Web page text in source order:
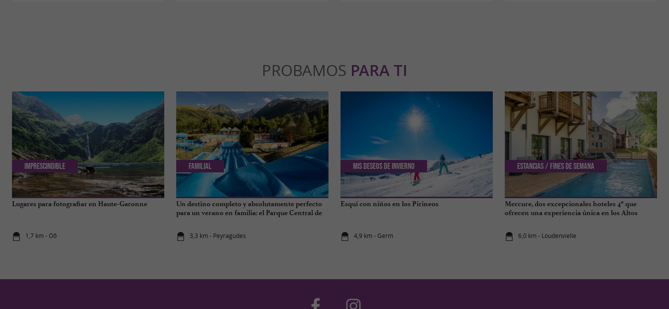
PROBAMOS PARA TI
Lugares para fotografiar en Haute-Garonne
1,7 km - Oô
Imprescindible
Un destino completo y absolutamente perfecto
para un verano en familia: el Parque Central de
3,3 km - Peyragudes
Familial
Esquí con niños en los Pirineos
4,9 km - Germ
Mis deseos de invierno
Mercure, dos excepcionales hoteles 4* que
ofrecen una experiencia única en los Altos
6,0 km - Loudenvielle
Estancias / Fines de semana